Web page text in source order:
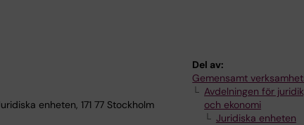
enheten, 171 77 Stockholm
Del av:
Gemensamt
Avdelningen för
och ekonomi
Juridiska enheten